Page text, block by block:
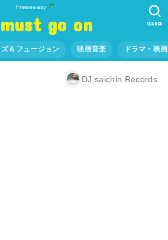
Freeeeasy
must go on
ズ＆フュージョン 映画音楽 ドラマ・映
SEARCH
DJ saichin Records